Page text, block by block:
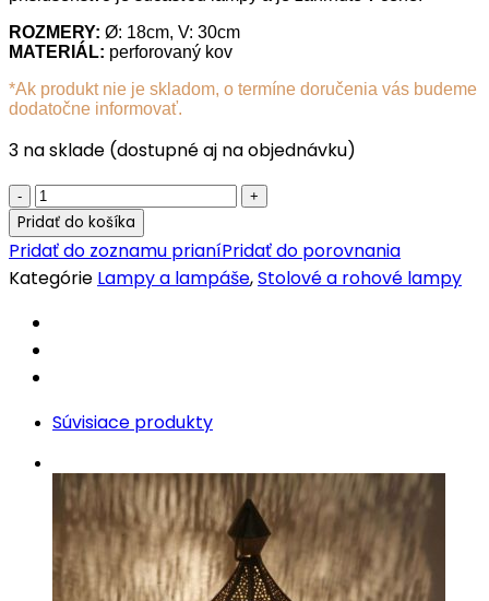
ROZMERY: Ø: 18cm, V: 30cm
MATERIÁL: perforovaný kov
*Ak produkt nie je skladom, o termíne doručenia vás budeme
dodatočne informovať.
3 na sklade (dostupné aj na objednávku)
Orientálna
stolová
lampa
Fahid
Pridať do košíka
Pridať do zoznamu prianíPridať do porovnania
Kategórie Lampy a lampáše,Stolové a rohové lampy
Súvisiace produkty